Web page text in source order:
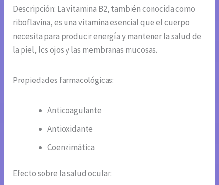
Descripción: La vitamina B2, también conocida como
riboflavina, es una vitamina esencial que el cuerpo
necesita para producir energía y mantener la salud de
la piel, los ojos y las membranas mucosas.
Propiedades farmacológicas:
Anticoagulante
Antioxidante
Coenzimática
Efecto sobre la salud ocular: